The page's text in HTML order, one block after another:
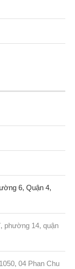
6, Quận 4,
phường 14, quận
04 Phan Chu